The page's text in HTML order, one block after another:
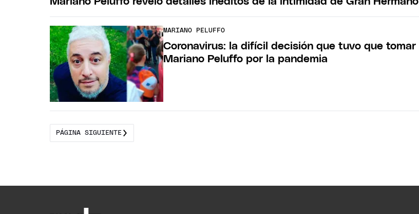
MARIANO PELUFFO
Coronavirus: la difícil decisión que tuvo que tomar
Mariano Peluffo por la pandemia
PÁGINA SIGUIENTE